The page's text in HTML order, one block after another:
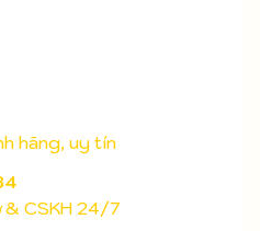
hãng, uy tín
CSKH 24/7